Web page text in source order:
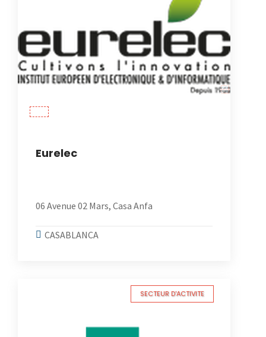
Eurelec
06 Avenue 02 Mars, Casa Anfa
CASABLANCA
SECTEUR D'ACTIVITE